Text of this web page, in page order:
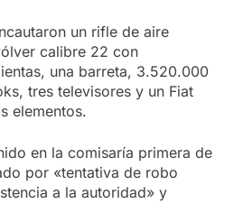
un rifle de aire
calibre 22 con
una barreta, 3.520.000
tres televisores y un Fiat
elementos.
en la comisaría primera de
por «tentativa de robo
a la autoridad» y